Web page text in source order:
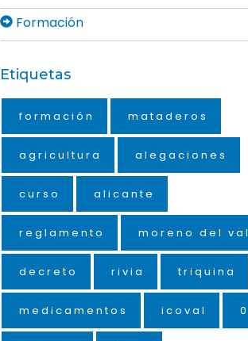
Formación
Etiquetas
formación mataderos
agricultura alegaciones
curso alicante
reglamento moreno del val
decreto rivia triquina
medicamentos icoval 0